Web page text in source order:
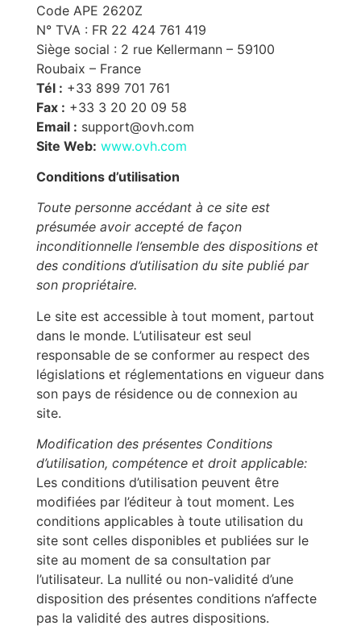
Code APE 2620Z
N° TVA : FR 22 424 761 419
Siège social : 2 rue Kellermann – 59100
Roubaix – France
Tél : +33 899 701 761
Fax : +33 3 20 20 09 58
Email : support@ovh.com
Site Web: www.ovh.com
Conditions d’utilisation
Toute personne accédant à ce site est
présumée avoir accepté de façon
inconditionnelle l’ensemble des dispositions et
des conditions d’utilisation du site publié par
son propriétaire.
Le site est accessible à tout moment, partout
dans le monde. L’utilisateur est seul
responsable de se conformer au respect des
législations et réglementations en vigueur dans
son pays de résidence ou de connexion au
site.
Modification des présentes Conditions
d’utilisation, compétence et droit applicable:
Les conditions d’utilisation peuvent être
modifiées par l’éditeur à tout moment. Les
conditions applicables à toute utilisation du
site sont celles disponibles et publiées sur le
site au moment de sa consultation par
l’utilisateur. La nullité ou non-validité d’une
disposition des présentes conditions n’affecte
pas la validité des autres dispositions.